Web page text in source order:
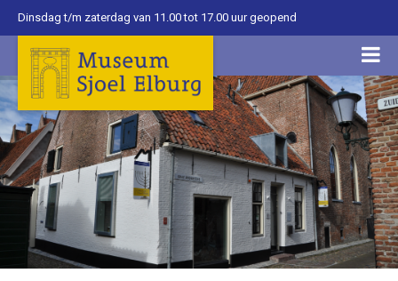
Dinsdag t/m zaterdag van 11.00 tot 17.00 uur geopend